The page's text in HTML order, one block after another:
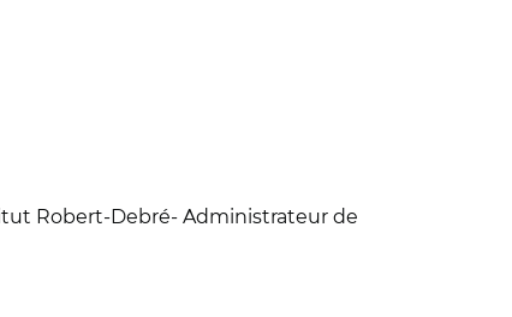
Robert-Debré- Administrateur de